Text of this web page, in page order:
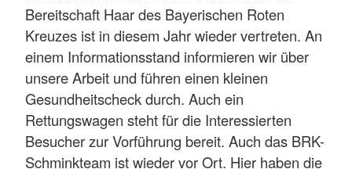
Bereitschaft Haar des Bayerischen Roten
Kreuzes ist in diesem Jahr wieder vertreten. An
einem Informationsstand informieren wir über
unsere Arbeit und führen einen kleinen
Gesundheitscheck durch. Auch ein
Rettungswagen steht für die Interessierten
Besucher zur Vorführung bereit. Auch das BRK-
Schminkteam ist wieder vor Ort. Hier haben die